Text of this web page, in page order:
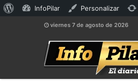
viernes 7 de agosto de 2026
AcercaInfoPilar Personalizar